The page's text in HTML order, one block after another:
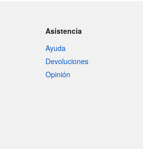
Asistencia
Ayuda
Devoluciones
Opinión